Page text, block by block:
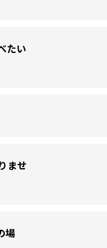
たい
ませ
場